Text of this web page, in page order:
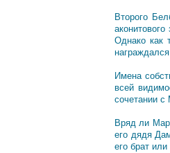
Второго
Однако как
Имена
всей
сочетании с
Вряд ли
его дядя
его брат